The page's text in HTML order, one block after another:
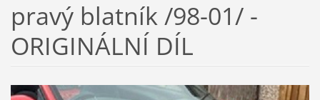
pravý blatník /98-01/ -
ORIGINÁLNÍ DÍL